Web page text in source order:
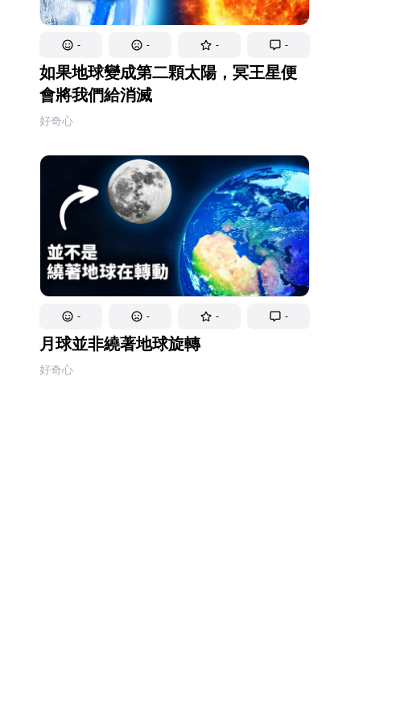
- - - -
如果地球變成第二顆太陽，冥王星便
會將我們給消滅
好奇心
- - - -
月球並非繞著地球旋轉
好奇心